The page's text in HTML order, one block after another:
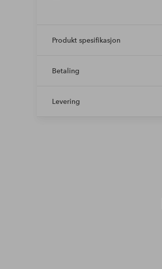
Produkt spesifikasjon
Betaling
Levering